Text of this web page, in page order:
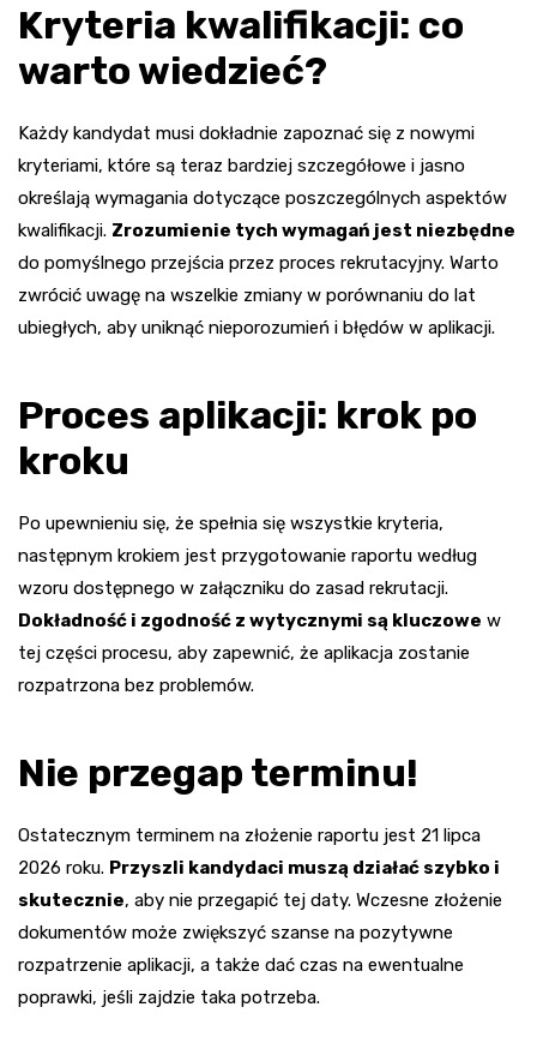
Kryteria kwalifikacji: co
warto wiedzieć?
Każdy kandydat musi dokładnie zapoznać się z nowymi
kryteriami, które są teraz bardziej szczegółowe i jasno
określają wymagania dotyczące poszczególnych aspektów
kwalifikacji. Zrozumienie tych wymagań jest niezbędne
do pomyślnego przejścia przez proces rekrutacyjny. Warto
zwrócić uwagę na wszelkie zmiany w porównaniu do lat
ubiegłych, aby uniknąć nieporozumień i błędów w aplikacji.
Proces aplikacji: krok po
kroku
Po upewnieniu się, że spełnia się wszystkie kryteria,
następnym krokiem jest przygotowanie raportu według
wzoru dostępnego w załączniku do zasad rekrutacji.
Dokładność i zgodność z wytycznymi są kluczowe w
tej części procesu, aby zapewnić, że aplikacja zostanie
rozpatrzona bez problemów.
Nie przegap terminu!
Ostatecznym terminem na złożenie raportu jest 21 lipca
2026 roku. Przyszli kandydaci muszą działać szybko i
skutecznie, aby nie przegapić tej daty. Wczesne złożenie
dokumentów może zwiększyć szanse na pozytywne
rozpatrzenie aplikacji, a także dać czas na ewentualne
poprawki, jeśli zajdzie taka potrzeba.